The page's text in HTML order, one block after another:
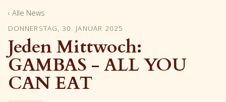
‹ Alle News
DONNERSTAG, 30. JANUAR 2025
Jeden Mittwoch:
GAMBAS - ALL YOU
CAN EAT